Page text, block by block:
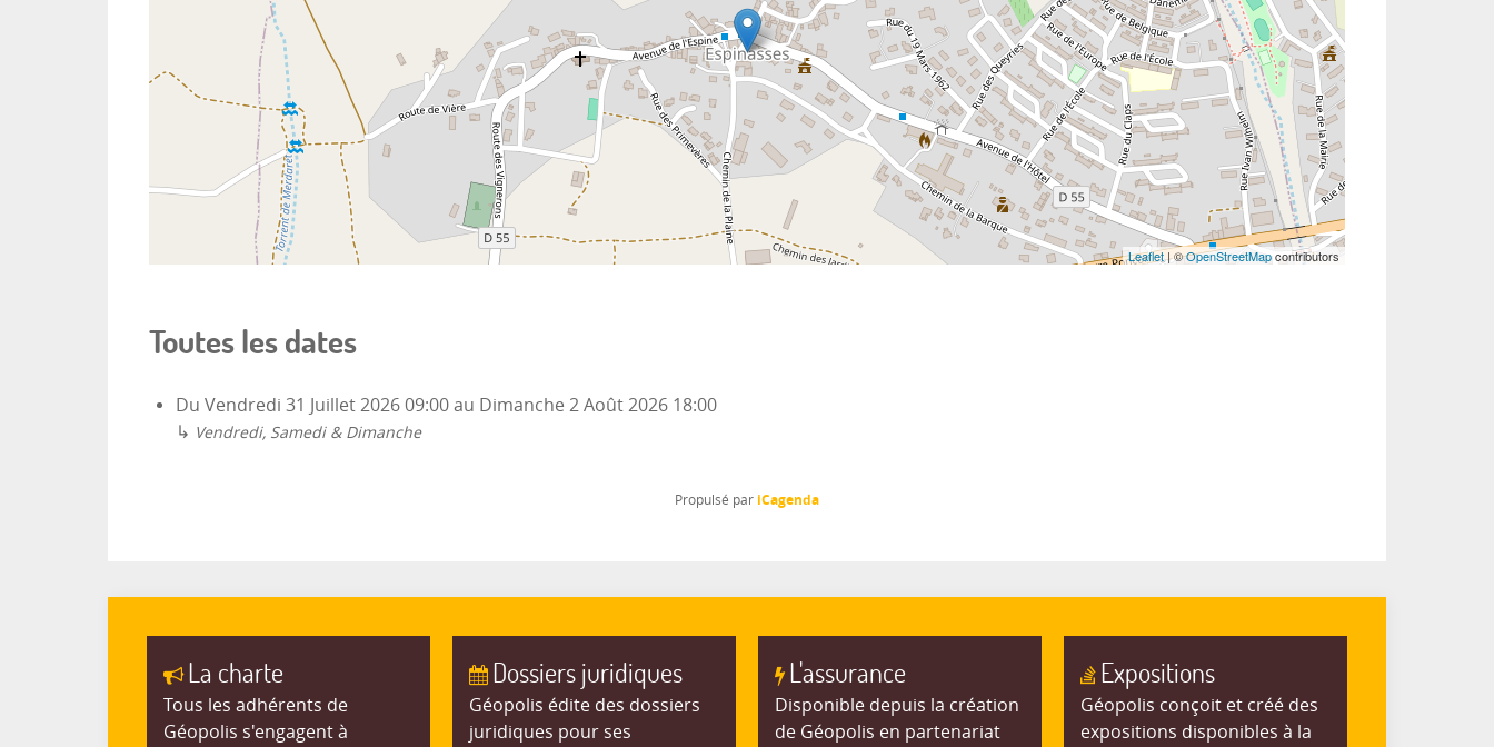
Leaflet| ©OpenStreetMapcontributors
Toutes les dates
Du Vendredi 31 Juillet 2026 09:00 au Dimanche 2 Août 2026 18:00
↳ Vendredi, Samedi & Dimanche
Propulsé par iCagenda
La charte
Tous les adhérents de
Géopolis s'engagent à
Dossiers juridiques
Géopolis édite des dossiers
juridiques pour ses
L'assurance
Disponible depuis la création
de Géopolis en partenariat
Expositions
Géopolis conçoit et créé des
expositions disponibles à la